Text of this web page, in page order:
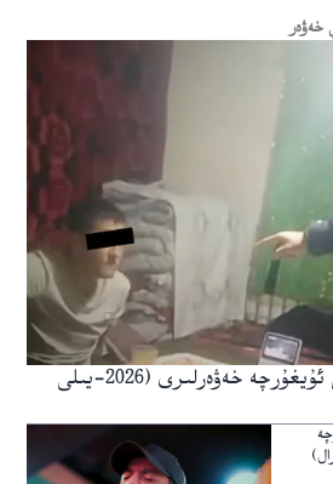
خەۋەر
ئەركىن ئاسىيا رادىيوسى ئۇيغۇرچە خەۋەرلىرى (2026-يىلى